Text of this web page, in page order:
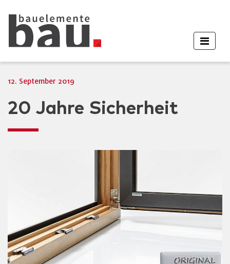
12. September 2019
20 Jahre Sicherheit